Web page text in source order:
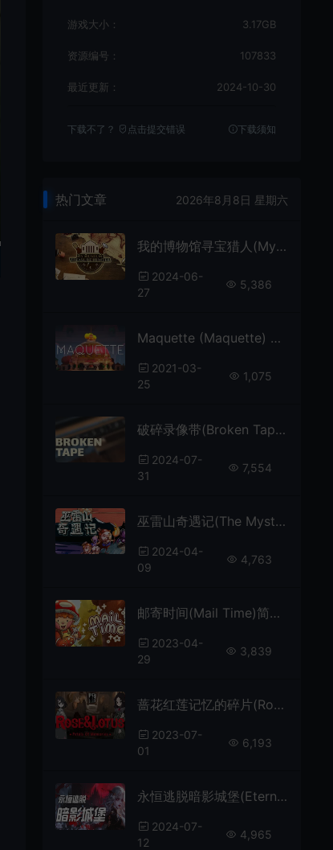
游戏大小： 3.17GB
资源编号： 107833
最近更新： 2024-10-30
下载不了？ 点击提交错误 下载须知
热门文章 2026年8月8日 星期六
我的博物馆寻宝猎人(My Museum: Treasure Hunter)简中|PC|AVG|第一人称模拟解谜游戏
2024-06-
27
5,386
Maquette (Maquette) 简中|PC|第一人称视角循环解谜游戏
2021-03-
25
1,075
破碎录像带(Broken Tape)简中|PC|AVG|第一人称心理恐怖解谜游戏
2024-07-
31
7,554
巫雷山奇遇记(The Mystery Of Woolley Mountain)简中|PC|AVG|超现实搞怪冒险解谜游戏
2024-04-
09
4,763
邮寄时间(Mail Time)简中|PC|ACV|田园风休闲卡通冒险游戏
2023-04-
29
3,839
蔷花红莲记忆的碎片(Rose and Lotus Petals of Memories) 简中|PC|点击式冒险解谜游戏
2023-07-
01
6,193
永恒逃脱暗影城堡(Eternal Escape)找不同逃脱游戏|下载
2024-07-
12
4,965